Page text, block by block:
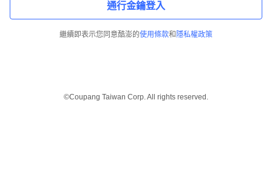
通行金鑰登入
繼續即表示您同意酷澎的使用條款和 隱私權政策
©Coupang Taiwan Corp. All rights reserved.